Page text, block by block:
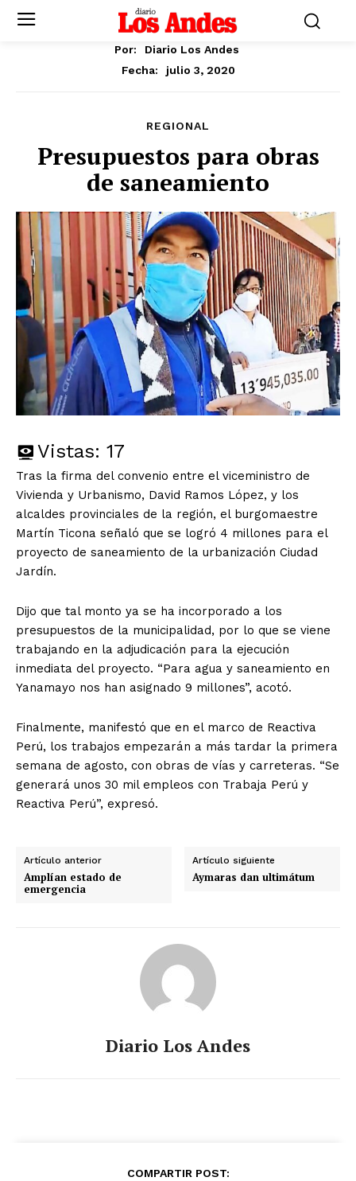
Por:
Diario Los Andes
Fecha:
julio 3, 2020
REGIONAL
Presupuestos para obras
de saneamiento
Vistas: 17
Tras la firma del convenio entre el viceministro de
Vivienda y Urbanismo, David Ramos López, y los
alcaldes provinciales de la región, el burgomaestre
Martín Ticona señaló que se logró 4 millones para el
proyecto de saneamiento de la urbanización Ciudad
Jardín.
Dijo que tal monto ya se ha incorporado a los
presupuestos de la municipalidad, por lo que se viene
trabajando en la adjudicación para la ejecución
inmediata del proyecto. “Para agua y saneamiento en
Yanamayo nos han asignado 9 millones”, acotó.
Finalmente, manifestó que en el marco de Reactiva
Perú, los trabajos empezarán a más tardar la primera
semana de agosto, con obras de vías y carreteras. “Se
generará unos 30 mil empleos con Trabaja Perú y
Reactiva Perú”, expresó.
Artículo anterior
Amplían estado de
emergencia
Artículo siguiente
Aymaras dan ultimátum
Diario Los Andes
COMPARTIR POST: